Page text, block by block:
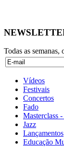
Todas as
Vídeos
Festivais
Concertos
Fado
Masterclass
Jazz
Lançamentos
Educação